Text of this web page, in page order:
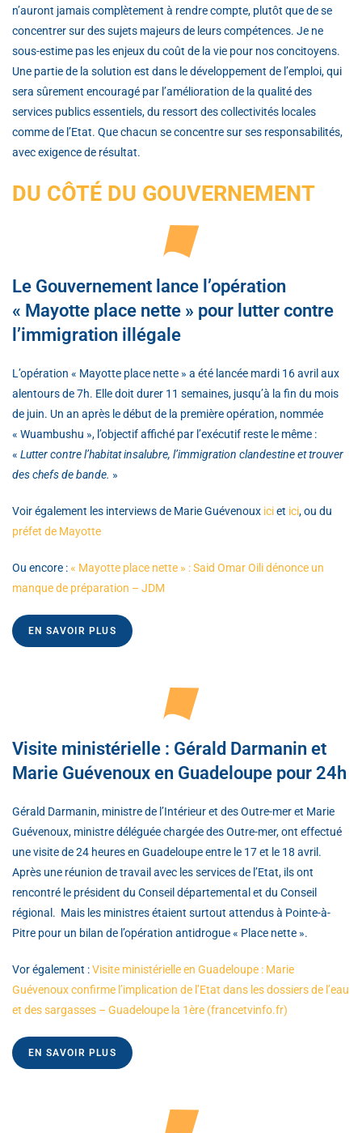
n’auront jamais complètement à rendre compte, plutôt que de se
concentrer sur des sujets majeurs de leurs compétences. Je ne
sous-estime pas les enjeux du coût de la vie pour nos concitoyens.
Une partie de la solution est dans le développement de l’emploi, qui
sera sûrement encouragé par l’amélioration de la qualité des
services publics essentiels, du ressort des collectivités locales
comme de l’Etat. Que chacun se concentre sur ses responsabilités,
avec exigence de résultat.
DU CÔTÉ DU GOUVERNEMENT
Le Gouvernement lance l’opération
« Mayotte place nette » pour lutter contre
l’immigration illégale
L’opération « Mayotte place nette » a été lancée mardi 16 avril aux
alentours de 7h. Elle doit durer 11 semaines, jusqu’à la fin du mois
de juin. Un an après le début de la première opération, nommée
« Wuambushu », l’objectif affiché par l’exécutif reste le même :
« Lutter contre l’habitat insalubre, l’immigration clandestine et trouver
des chefs de bande. »
Voir également les interviews de Marie Guévenoux iciet ici, ou du
préfet de Mayotte
Ou encore :« Mayotte place nette » : Said Omar Oili dénonce un
manque de préparation – JDM
EN SAVOIR PLUS
Visite ministérielle : Gérald Darmanin et
Marie Guévenoux en Guadeloupe pour 24h
Gérald Darmanin, ministre de l’Intérieur et des Outre-mer et Marie
Guévenoux, ministre déléguée chargée des Outre-mer, ont effectué
une visite de 24 heures en Guadeloupe entre le 17 et le 18 avril.
Après une réunion de travail avec les services de l’Etat, ils ont
rencontré le président du Conseil départemental et du Conseil
régional. Mais les ministres étaient surtout attendus à Pointe-à-
Pitre pour un bilan de l’opération antidrogue « Place nette ».
Vor également :Visite ministérielle en Guadeloupe : Marie
Guévenoux confirme l’implication de l’Etat dans les dossiers de l’eau
et des sargasses – Guadeloupe la 1ère (francetvinfo.fr)
EN SAVOIR PLUS